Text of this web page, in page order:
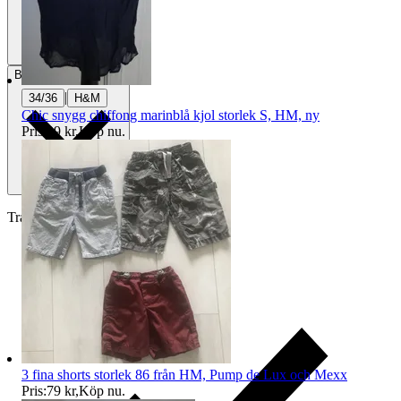
Betalning Via Tradera
Traderas köparskydd
34/36 | H&M
Chic snygg chiffong marinblå kjol storlek S, HM, ny
Pris: 99 kr,Köp nu.
3 fina shorts storlek 86 från HM, Pump de Lux och Mexx
Pris:79 kr,Köp nu.